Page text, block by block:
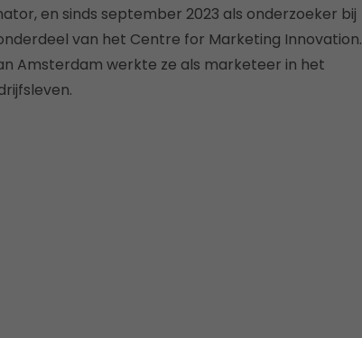
en sinds september 2023 als onderzoeker bij
van het Centre for Marketing Innovation.
Amsterdam werkte ze als marketeer in het